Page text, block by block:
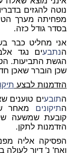
נוטה להגזים
מפחיתה מערך
בסדר גודל כזה.
אני מחליט כבר
הנתבעים נגד
הגשת התביעות.
שכן הוברר שאכן
הזדמנות לבצע
התובעים טוענים
התיקונים מאחר
קובעת שמשעה
הזדמנות לתקן.
הפסיקה אליה
ואח' נ' דיור לעולה בע"מ, פ"ד נ(2)